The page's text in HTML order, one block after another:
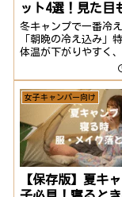
ット4選！見た目
◎
冬キャンプで一番冷
「朝晩の冷え込み」
体温が下がりやすく
選びが快適さのカギ
す。ただ「暖かいだ
く、“動きやすさ・
性・防風性”の3拍子
ものを選びたいとこ
キャンプ女子に人気
女子キャンパー向け
【保存版】夏キ